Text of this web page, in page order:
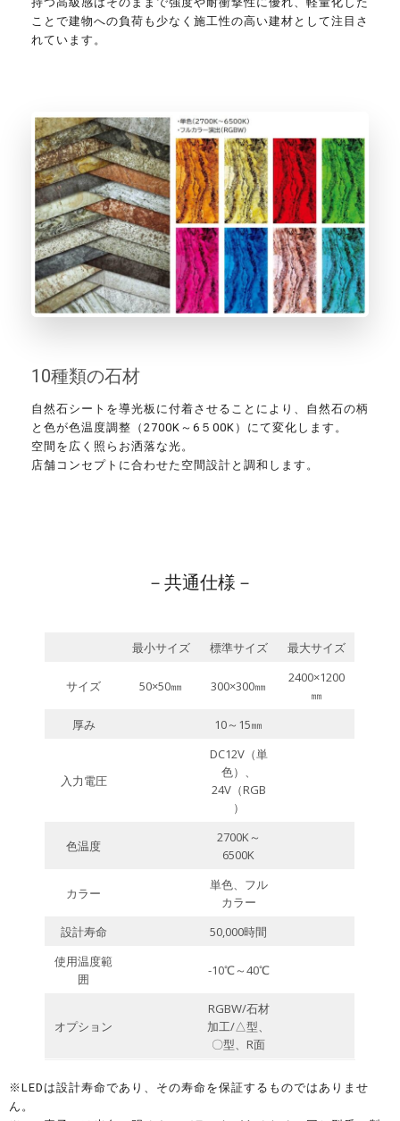
ことで建物への負荷も少なく施工性の高い建材として注目さ
れています。
10種類の石材
自然石シートを導光板に付着させることにより、自然石の柄
と色が色温度調整（2700K～6５00K）にて変化します。
空間を広く照らお洒落な光。
店舗コンセプトに合わせた空間設計と調和します。
－共通仕様－
最小サイズ 標準サイズ 最大サイズ
サイズ 50×50㎜ 300×300㎜
2400×1200
㎜
厚み
10～15㎜
入力電圧
DC12V（単
色）、
24V（RGB
）
色温度
2700K～
6500K
カラー
単色、フル
カラー
設計寿命
50,000時間
使用温度範
囲
-10℃～40℃
オプション
RGBW/石材
加工/△型、
〇型、R面
※LEDは設計寿命であり、その寿命を保証するものではありませ
ん。